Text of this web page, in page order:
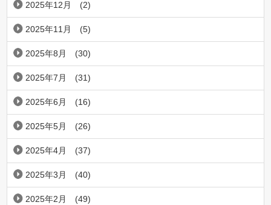
2025年12月 (2)
2025年11月 (5)
2025年8月 (30)
2025年7月 (31)
2025年6月 (16)
2025年5月 (26)
2025年4月 (37)
2025年3月 (40)
2025年2月 (49)